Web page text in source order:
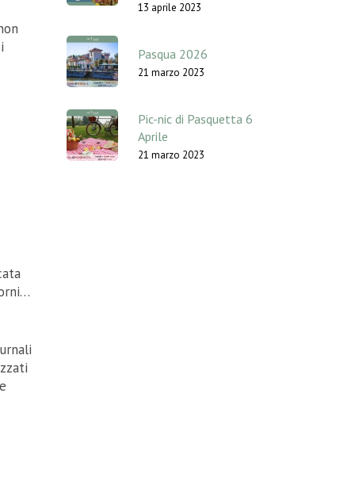
13 aprile 2023
Pasqua 2026
21 marzo 2023
Pic-nic di Pasquetta 6
Aprile
21 marzo 2023